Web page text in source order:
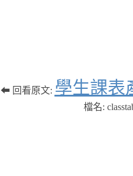
⬅ 回看原文: 學生課表
檔名: